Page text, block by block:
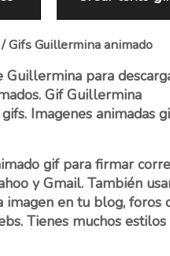
/ Gifs Guillermina animado
para
Gif Guillermina
Imagenes animadas
gif para firmar
y Gmail. También
imagen en tu blog, foros
Tienes muchos estilos